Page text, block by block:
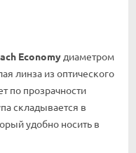
Economy диаметром
линза из оптического
по прозрачности
складывается в
удобно носить в